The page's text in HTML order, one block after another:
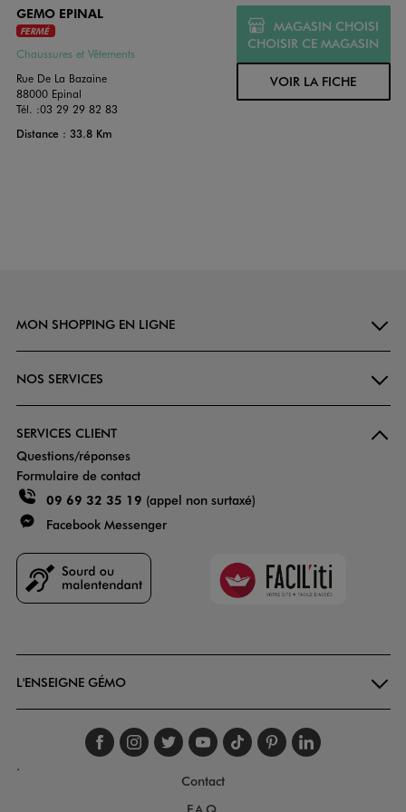
GEMO EPINAL
FERMÉ
Chaussures et Vêtements
Rue De La Bazaine
88000 Epinal
Tél. :03 29 29 82 83
Distance : 33.8 Km
MAGASIN CHOISI
CHOISIR CE MAGASIN
VOIR LA FICHE
MON SHOPPING EN LIGNE
NOS SERVICES
SERVICES CLIENT
Questions/réponses
Formulaire de contact
09 69 32 35 19 (appel non surtaxé)
Facebook Messenger
Faciliti
L'ENSEIGNE GÉMO
Suivez-nous sur
Suivez-nous sur
Suivez-nous sur
Suivez-nous
Suivez-nous
Suivez-
.
Contact